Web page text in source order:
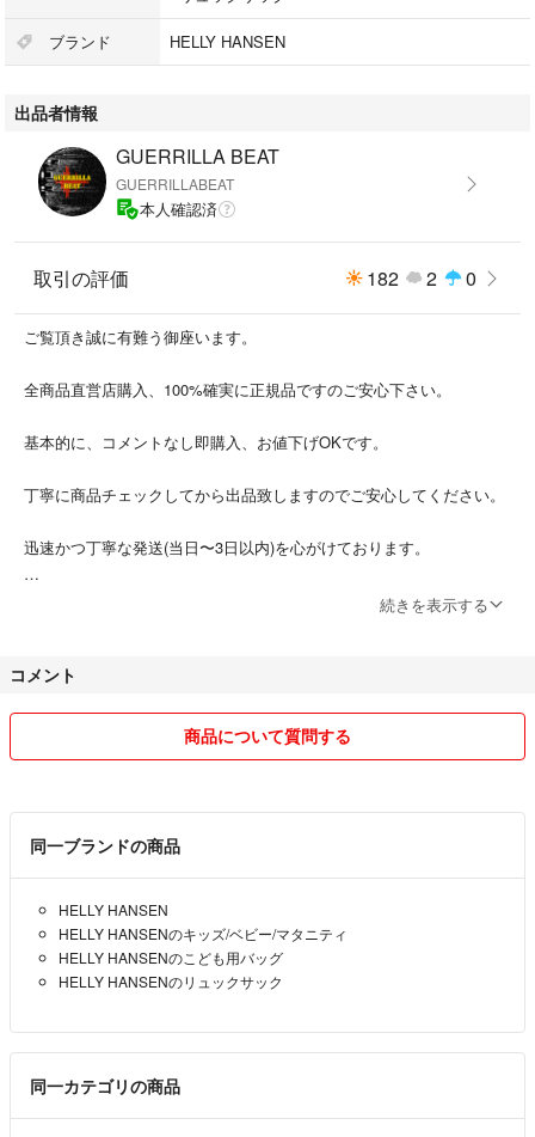
【商品状態】
中古 10:7 特に傷や汚れ等無く状態は良好です。
るセーフティバックル（ホイッスル付き）がありません。
【素材】
ナイロン100%
手元にあるのですぐに発送可能です。
ヘリーハンセン
バックパック
リュックサック
通園通塾
キッズ
子供服
KIDS
FORTY PERCENT AGAINST RIGHTS
ダブルタップス
ネイバーフッド
DUNK
991
993
supreme
neighborhood
descendant
fuct
travis scott
jordan
gore-tex
長瀬智也
goros
ブランド HELLY HANSEN
出品者情報
GUERRILLA BEAT
GUERRILLABEAT
本人確認済
取引の評価 182 2 0
ご覧頂き誠に有難う御座います。
全商品直営店購入、100%確実に正規品ですのご安心下さい。
基本的に、コメントなし即購入、お値下げOKです。
丁寧に商品チェックしてから出品致しますのでご安心してください。
迅速かつ丁寧な発送(当日〜3日以内)を心がけております。
お値段交渉、気になることなどがあればお気軽にコメント下さい。
ムなどを提供しております。
出品している物は、全て自宅保管です。
終了まで安心、安全な取り引きをお約束致します。
続きを表示する
コメント
商品について質問する
同一ブランドの商品
HELLY HANSEN
HELLY HANSENのキッズ/ベビー/マタニティ
HELLY HANSENのこども用バッグ
HELLY HANSENのリュックサック
同一カテゴリの商品